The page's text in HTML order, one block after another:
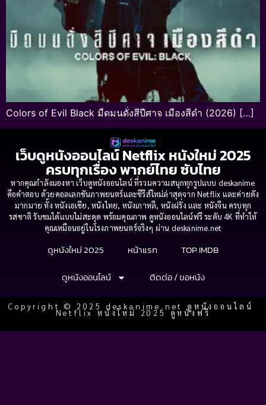
Colors of Evil Black มืดมนดั่งสีปีศาจ เมืองสีดำ (2026) […]
เว็บดูหนังออนไลน์ Netflix หนังใหม่ 2025
ครบทุกเรื่อง พากย์ไทย ซับไทย
หากคุณกำลังมองหา เว็บดูหนังออนไลน์ ที่รวมความสนุกทุกรูปแบบ deskanime
คือคำตอบ ด้วยคอลเลกชันภาพยนตร์และซีรีส์ใหม่ล่าสุดจาก Netflix และค่ายดัง
มากมาย ทั้ง หนังเอเชีย, หนังไทย, หนังเกาหลี, หนังฝรั่ง และ หนังจีน ครบทุก
รสชาติ รับชมได้แบบไม่สะดุด พร้อมคุณภาพ ดูหนังออนไลน์ฟรี ระดับ 4K ที่ทำให้
คุณเหมือนอยู่ในโรงภาพยนตร์จริงๆ ผ่าน deskanime.net
ดูหนังใหม่ 2025 หน้าแรก
TOP IMDB
ดูหนังออนไลน์
ติดต่อ / ขอหนัง
Copyright © 2025 deskanime.net ดูหนังออนไลน์
Netflix หนังใหม่ 2025 ดูหนังฟรี